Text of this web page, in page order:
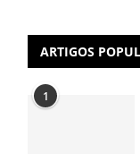
ARTIGOS
1